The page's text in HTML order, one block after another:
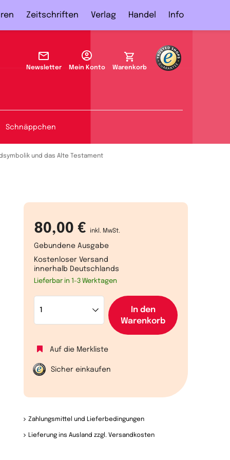
Zeitschriften Verlag Handel Info
Newsletter Mein Konto Warenkorb
Schnäppchen
und das Alte Testament
80,00 € inkl. MwSt.
Gebundene Ausgabe
Kostenloser Versand
innerhalb Deutschlands
Lieferbar in 1-3 Werktagen
In den
Warenkorb
Auf die Merkliste
Sicher einkaufen
Zahlungsmittel und Lieferbedingungen
Lieferung ins Ausland zzgl. Versandkosten